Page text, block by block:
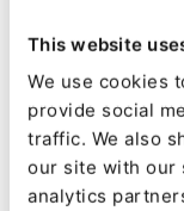
This website
We use cookies
provide social
traffic. We also
our site with our
analytics
precios en
mercado, la
características
finales.